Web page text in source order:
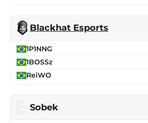
Blackhat Esports
1P1NNG
1BOSSz
ReiWO
Sobek